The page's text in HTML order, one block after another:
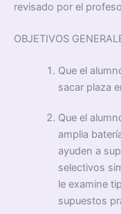
revisado por el
OBJETIVOS
Que el
sacar plaza
Que el
amplia
ayuden a
selectivos
le examine
supuestos